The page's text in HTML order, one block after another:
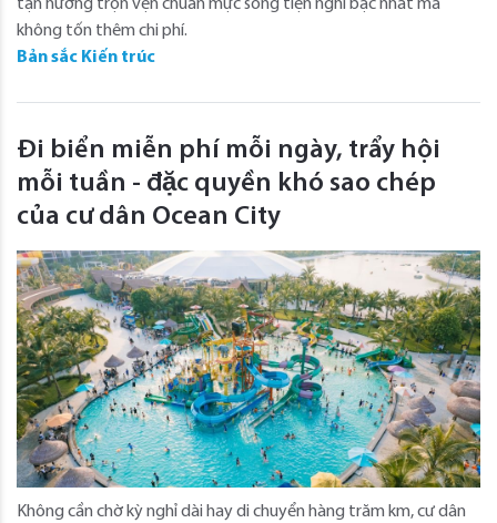
tận hưởng trọn vẹn chuẩn mực sống tiện nghi bậc nhất mà
không tốn thêm chi phí.
Bản sắc Kiến trúc
Đi biển miễn phí mỗi ngày, trẩy hội
mỗi tuần - đặc quyền khó sao chép
của cư dân Ocean City
Không cần chờ kỳ nghỉ dài hay di chuyển hàng trăm km, cư dân